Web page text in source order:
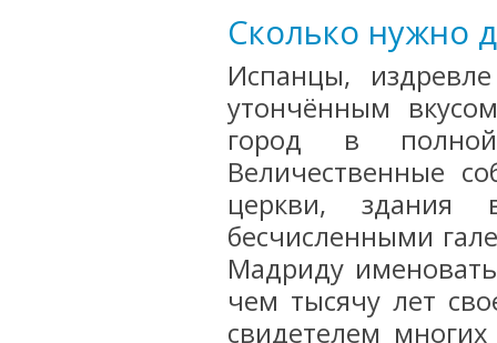
Сколько нужно
Испанцы,
утончённым
город в
Величественные
церкви, здания
бесчисленными
Мадриду
чем тысячу лет
свидетелем